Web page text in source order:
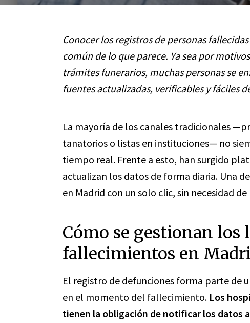
Conocer los registros de personas
común de lo que parece. Ya sea por
trámites funerarios, muchas personas se
fuentes actualizadas, verificables y fáciles
La mayoría de los canales tradicionales
tanatorios o listas en instituciones— no
tiempo real. Frente a esto, han surgido
actualizan los datos de forma diaria. Una
en Madrid con un solo clic, sin necesidad
Cómo se gestionan los
fallecimientos en
El registro de defunciones forma parte de
en el momento del fallecimiento. Los
tienen la obligación de notificar los datos